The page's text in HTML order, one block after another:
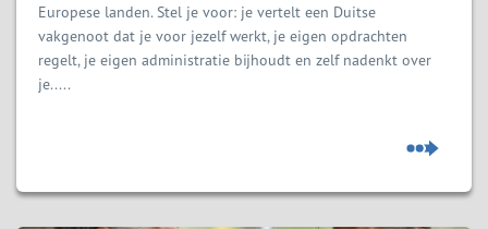
Europese landen. Stel je voor: je vertelt een Duitse
vakgenoot dat je voor jezelf werkt, je eigen opdrachten
regelt, je eigen administratie bijhoudt en zelf nadenkt over
je.....